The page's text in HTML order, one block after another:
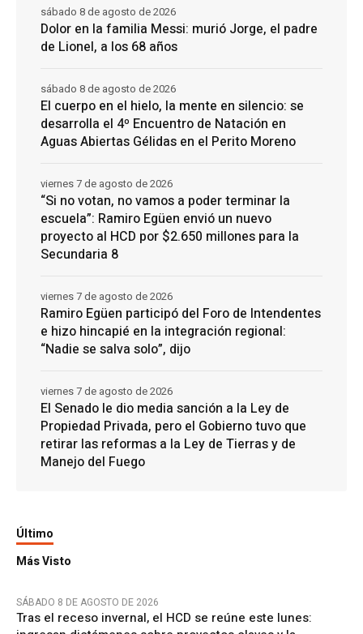
Dolor en la familia Messi: murió Jorge, el padre
de Lionel, a los 68 años
sábado 8 de agosto de 2026
El cuerpo en el hielo, la mente en silencio: se
desarrolla el 4º Encuentro de Natación en
Aguas Abiertas Gélidas en el Perito Moreno
sábado 8 de agosto de 2026
“Si no votan, no vamos a poder terminar la
escuela”: Ramiro Egüen envió un nuevo
proyecto al HCD por $2.650 millones para la
Secundaria 8
viernes 7 de agosto de 2026
Ramiro Egüen participó del Foro de Intendentes
e hizo hincapié en la integración regional:
“Nadie se salva solo”, dijo
viernes 7 de agosto de 2026
El Senado le dio media sanción a la Ley de
Propiedad Privada, pero el Gobierno tuvo que
retirar las reformas a la Ley de Tierras y de
Manejo del Fuego
viernes 7 de agosto de 2026
Último
Más Visto
SÁBADO 8 DE AGOSTO DE 2026
Tras el receso invernal, el HCD se reúne este lunes: